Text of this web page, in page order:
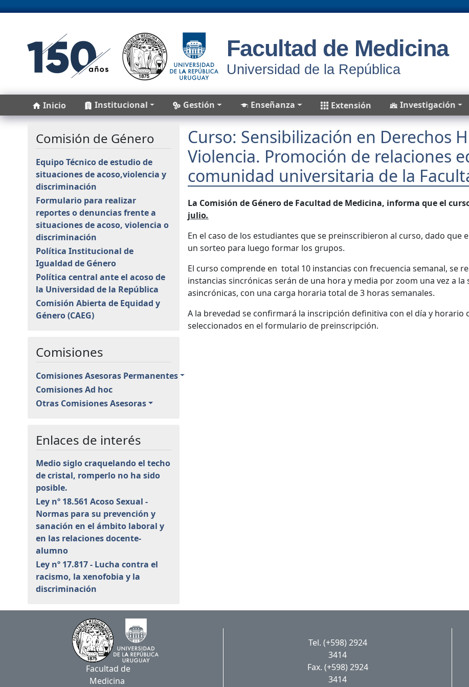
Facultad de Medicina
Universidad de la República
Main navigation
Inicio Institucional Gestión Enseñanza Extensión Investigación
Comisión de Género
Equipo Técnico de estudio de
situaciones de acoso,violencia y
discriminación
Formulario para realizar
reportes o denuncias frente a
situaciones de acoso, violencia o
discriminación
Política Institucional de
Igualdad de Género
Política central ante el acoso de
la Universidad de la República
Comisión Abierta de Equidad y
Género (CAEG)
Comisiones
Comisiones Asesoras Permanentes
Comisiones Ad hoc
Otras Comisiones Asesoras
Enlaces de interés
Medio siglo craquelando el techo
de cristal, romperlo no ha sido
posible.
Ley nº 18.561 Acoso Sexual -
Normas para su prevención y
sanación en el ámbito laboral y
en las relaciones docente-
alumno
Ley nº 17.817 - Lucha contra el
racismo, la xenofobia y la
discriminación
Curso: Sensibilización en Derechos
Violencia. Promoción de relaciones
comunidad universitaria de la
La Comisión de Género de Facultad de Medicina, informa que el
julio.
En el caso de los estudiantes que se preinscribieron al curso, dado que
un sorteo para luego formar los grupos.
El curso comprende en total 10 instancias con frecuencia semanal, se
instancias sincrónicas serán de una hora y media por zoom una vez a
asincrónicas, con una carga horaria total de 3 horas semanales.
A la brevedad se confirmará la inscripción definitiva con el día y
seleccionados en el formulario de preinscripción.
Facultad de
Medicina
Tel. (+598) 2924
3414
Fax. (+598) 2924
3414